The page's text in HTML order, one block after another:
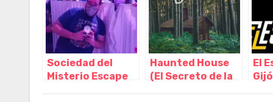
Sociedad del
Misterio Escape
Haunted House
(El Secreto de la
El